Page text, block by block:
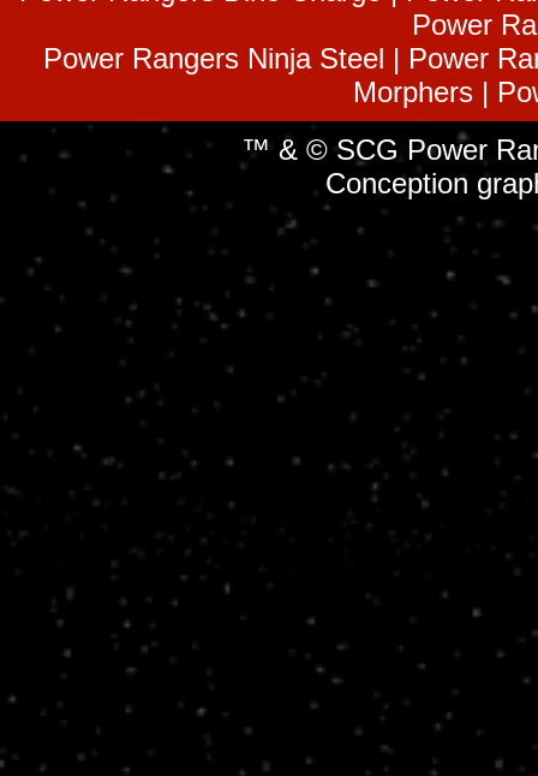
Power
Power Rangers Ninja Steel | Power
Morphers |
™ & © SCG Power
Conception